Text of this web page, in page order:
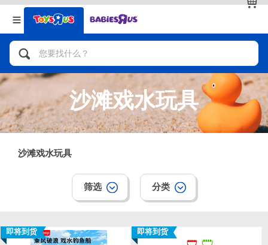
返回
分类目录
人气英雄，角色扮演，射击玩具
自行车，滑板车，骑乘车
拼砌组合及乐高LEGO
手工艺，文具，蜡笔，泥胶，画板
娃娃，芭比，收藏公仔
返回
品牌
查看全部
沙滩戏水玩具
沙滩戏水玩具
筛选 分类
即将到货 即将到货